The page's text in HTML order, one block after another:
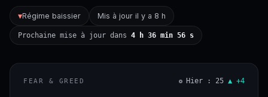
▼Régime baissier Mis à jour il y a 8 h
Prochaine mise à jour dans 4 h 36 min 55 s
FEAR & GREED Hier : 25 ▲ +4